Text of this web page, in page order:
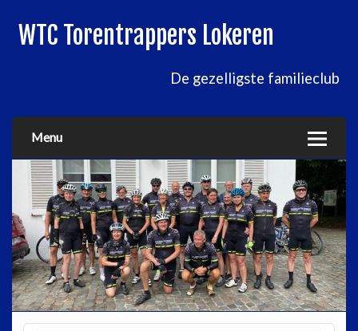
WTC Torentrappers Lokeren
De gezelligste familieclub
Menu